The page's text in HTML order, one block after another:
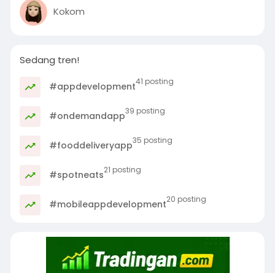
Kokom
Sedang tren!
#appdevelopment41 posting
#ondemandapp39 posting
#fooddeliveryapp35 posting
#spotneats21 posting
#mobileappdevelopment20 posting